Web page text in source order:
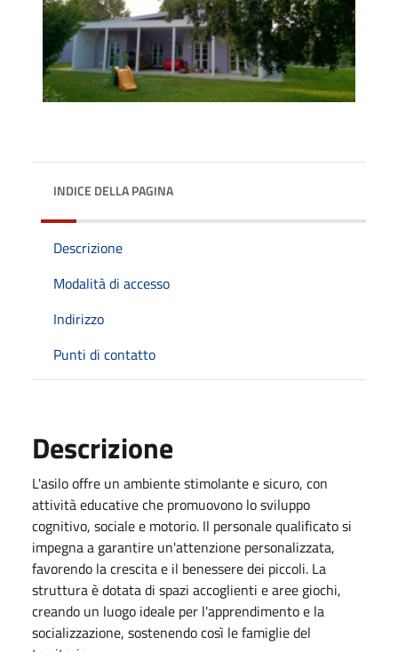
INDICE DELLA PAGINA
Descrizione
Modalità di accesso
Indirizzo
Punti di contatto
Descrizione
L'asilo offre un ambiente stimolante e sicuro, con
attività educative che promuovono lo sviluppo
cognitivo, sociale e motorio. Il personale qualificato si
impegna a garantire un'attenzione personalizzata,
favorendo la crescita e il benessere dei piccoli. La
struttura è dotata di spazi accoglienti e aree giochi,
creando un luogo ideale per l'apprendimento e la
socializzazione, sostenendo così le famiglie del